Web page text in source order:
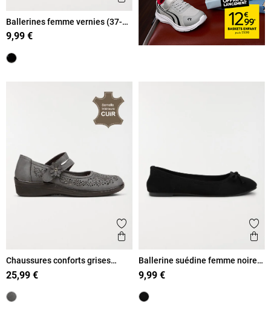
Ballerines femme vernies (37-
42)
9,99 €
Ajouter aux favoris
Aperçu rapide
Chaussures conforts grises
femme (36-41)
25,99 €
Ballerine suédine femme noire
(37-42)
9,99 €